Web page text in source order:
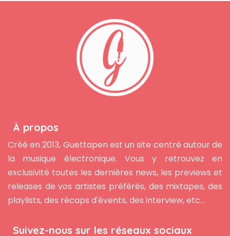
À propos
Créé en 2013, Guettapen est un site centré autour de
la musique électronique. Vous y retrouvez en
exclusivité toutes les dernières news, les previews et
releases de vos artistes préférés, des mixtapes, des
playlists, des récaps d'évents, des interview, etc...
Suivez-nous sur les réseaux sociaux